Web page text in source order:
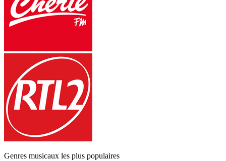
Genres musicaux les plus populaires